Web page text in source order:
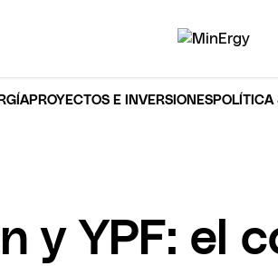
PROYECTOS E INVERSIONESPOLÍTICA
y YPF: el